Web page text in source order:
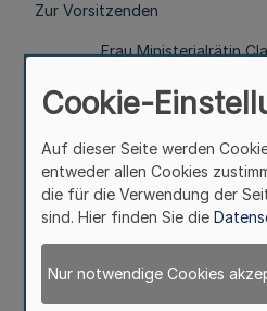
Zur Vorsitzenden
Frau Ministerialrätin
des Landes
Völklinger
40221
Zum Stellvertreter der
Ministerium für Arbeit,
Cookie-
Auf dieser Seite werden
entweder allen Cookies
die für die Verwendung der
sind. Hier finden Sie die
Nur notwendige Cookies